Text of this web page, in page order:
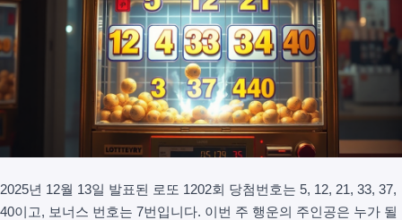
2025년 12월 13일 발표된 로또 1202회 당첨번호는 5, 12, 21, 33, 37,
40이고, 보너스 번호는 7번입니다. 이번 주 행운의 주인공은 누가 될